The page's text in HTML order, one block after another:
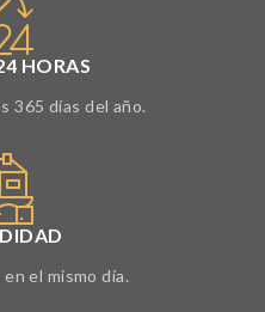
HORAS
365 días del año.
el mismo día.